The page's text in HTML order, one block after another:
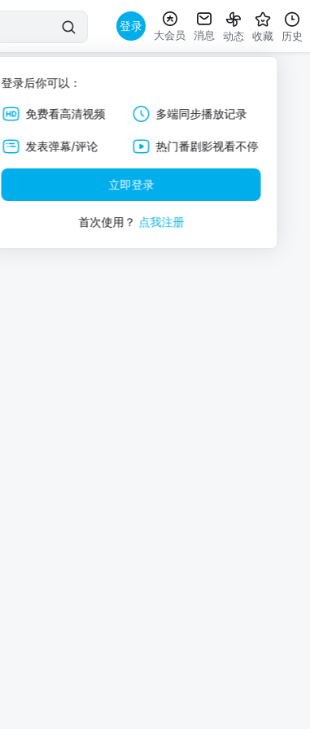
登录
登录后你可以：
免费看高清视频 多端同步播放记录
发表弹幕/评论 热门番剧影视看不停
立即登录
首次使用？ 点我注册
大会员 消息 动态 收藏 历史